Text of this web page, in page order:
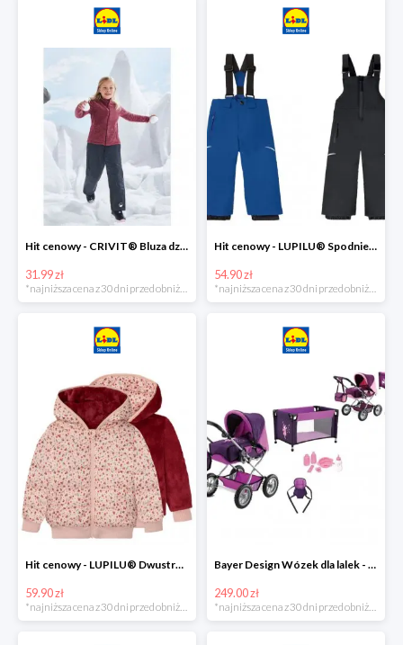
Hit cenowy - CRIVIT® Bluza dziewczęca z polaru
31.99 zł
Hit cenowy - LUPILU® Spodnie narciarskie chłopięce
54.90 zł
Hit cenowy - LUPILU® Dwustronna kurtka pikowana dziewczęca
59.90 zł
*najniższa cena z 30 dni przed obniżką
Bayer Design Wózek dla lalek - megazestaw
249.00 zł
*najniższa cena z 30 dni przed obniżką